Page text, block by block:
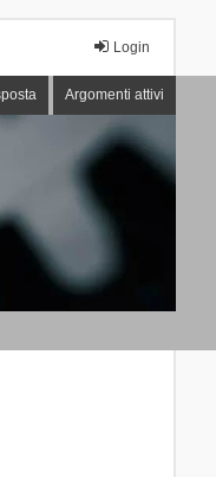
Login
Argomenti attivi